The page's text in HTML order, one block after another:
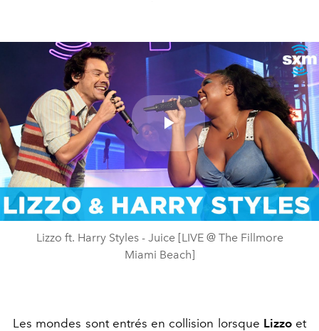
Play
Video
Lizzo ft. Harry Styles - Juice [LIVE @ The Fillmore
Miami Beach]
Les mondes sont entrés en collision lorsque Lizzoet